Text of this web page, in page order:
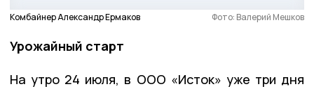
Комбайнер Александр Ермаков Фото: Валерий Мешков
Урожайный старт
На утро 24 июля, в ООО «Исток» уже три дня